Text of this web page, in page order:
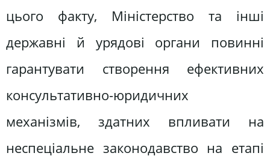
цього факту, Міністерство та інші
державні й урядові органи повинні
гарантувати створення ефективних
консультативно-юридичних
механізмів, здатних впливати на
неспеціальне законодавство на етапі